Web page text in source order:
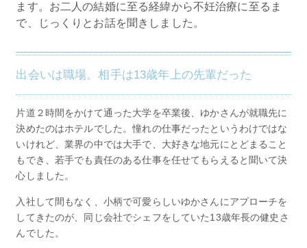
ます。お二人の結婚に至る経緯から不妊治療に至るま
で、じっくりとお話を聞きしました。
出会いは職場。相手は13歳年上の先輩だった
片道２時間をかけて通った大学を卒業後、ゆかさんが就職先に
決めたのはホテルでした。憧れの仕事だったというわけではな
いけれど、業界の中では大手で、大好きな地元にとどまること
もでき、若手でも責任のある仕事を任せてもらえると聞いて決
心しました。
入社して間もなく、小柄で可愛らしいゆかさんにアプローチを
してきたのが、同じ会社でシェフをしていた13歳年長の健史さ
んでした。